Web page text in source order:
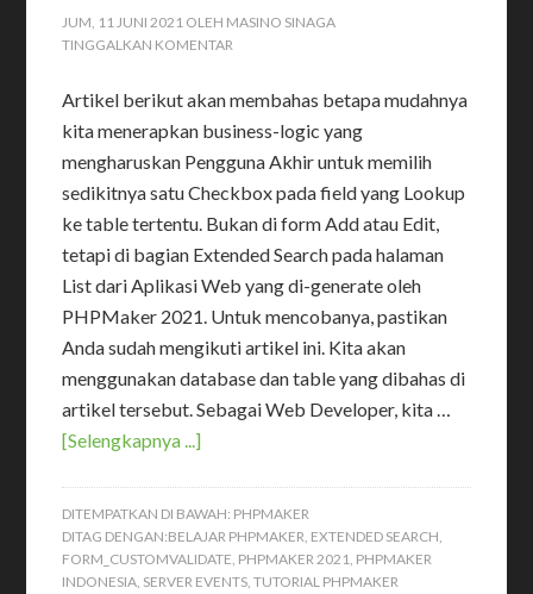
JUM, 11 JUNI 2021 OLEH MASINO SINAGA
TINGGALKAN KOMENTAR
Artikel berikut akan membahas betapa mudahnya
kita menerapkan business-logic yang
mengharuskan Pengguna Akhir untuk memilih
sedikitnya satu Checkbox pada field yang Lookup
ke table tertentu. Bukan di form Add atau Edit,
tetapi di bagian Extended Search pada halaman
List dari Aplikasi Web yang di-generate oleh
PHPMaker 2021. Untuk mencobanya, pastikan
Anda sudah mengikuti artikel ini. Kita akan
menggunakan database dan table yang dibahas di
artikel tersebut. Sebagai Web Developer, kita …
[Selengkapnya ...]
DITEMPATKAN DI BAWAH: PHPMAKER
DITAG DENGAN:BELAJAR PHPMAKER, EXTENDED SEARCH,
FORM_CUSTOMVALIDATE, PHPMAKER 2021, PHPMAKER
INDONESIA, SERVER EVENTS,TUTORIAL PHPMAKER